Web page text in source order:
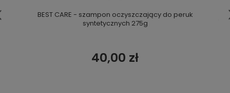
BEST CARE - szampon oczyszczający do peruk
syntetycznych 275g
40,00 zł